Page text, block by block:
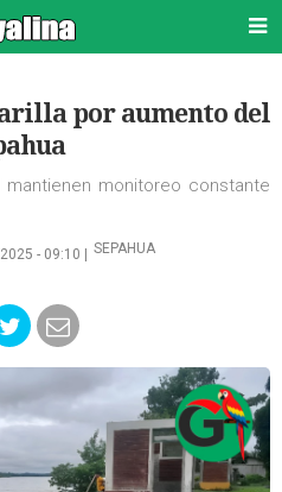
por aumento del
mantienen monitoreo constante
- 09:10 |
SEPAHUA